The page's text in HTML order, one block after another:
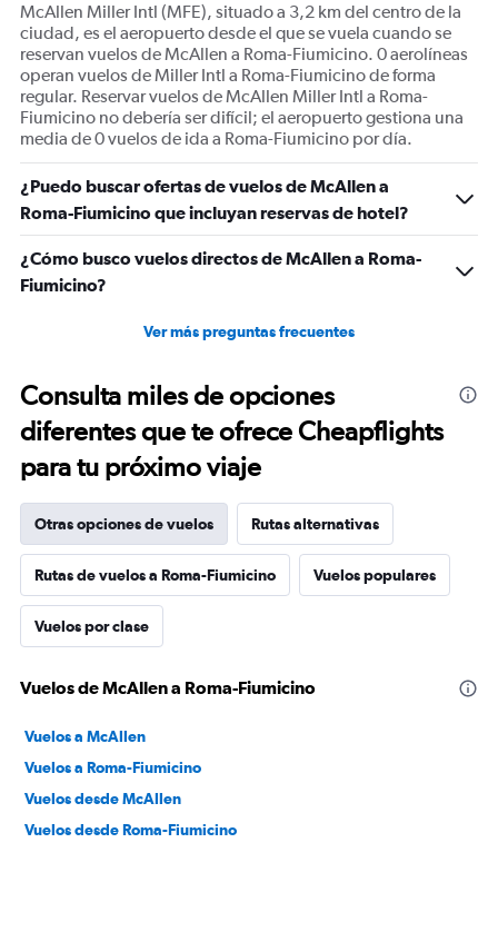
McAllen Miller Intl (MFE), situado a 3,2 km del centro de la
ciudad, es el aeropuerto desde el que se vuela cuando se
reservan vuelos de McAllen a Roma-Fiumicino. 0 aerolíneas
operan vuelos de Miller Intl a Roma-Fiumicino de forma
regular. Reservar vuelos de McAllen Miller Intl a Roma-
Fiumicino no debería ser difícil; el aeropuerto gestiona una
media de 0 vuelos de ida a Roma-Fiumicino por día.
¿Puedo buscar ofertas de vuelos de McAllen a
Roma-Fiumicino que incluyan reservas de hotel?
¿Cómo busco vuelos directos de McAllen a Roma-
Fiumicino?
Ver más preguntas frecuentes
Consulta miles de opciones
diferentes que te ofrece Cheapflights
para tu próximo viaje
Otras opciones de vuelos Rutas alternativas
Rutas de vuelos a Roma-Fiumicino Vuelos populares
Vuelos por clase
Vuelos de McAllen a Roma-Fiumicino
Vuelos a McAllen
Vuelos a Roma-Fiumicino
Vuelos desde McAllen
Vuelos desde Roma-Fiumicino